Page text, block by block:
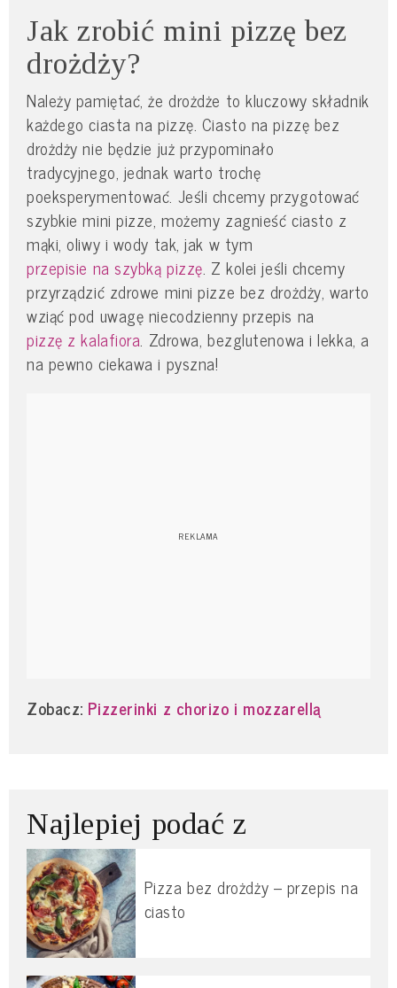
Jak zrobić mini pizzę bez
drożdży?
Należy pamiętać, że drożdże to kluczowy składnik
każdego ciasta na pizzę. Ciasto na pizzę bez
drożdży nie będzie już przypominało
tradycyjnego, jednak warto trochę
poeksperymentować. Jeśli chcemy przygotować
szybkie mini pizze, możemy zagnieść ciasto z
mąki, oliwy i wody tak, jak w tym
przepisie na szybką pizzę. Z kolei jeśli chcemy
przyrządzić zdrowe mini pizze bez drożdży, warto
wziąć pod uwagę niecodzienny przepis na
pizzę z kalafiora. Zdrowa, bezglutenowa i lekka, a
na pewno ciekawa i pyszna!
Zobacz: Pizzerinki z chorizo i mozzarellą
Najlepiej podać z
Pizza bez drożdży – przepis na
ciasto